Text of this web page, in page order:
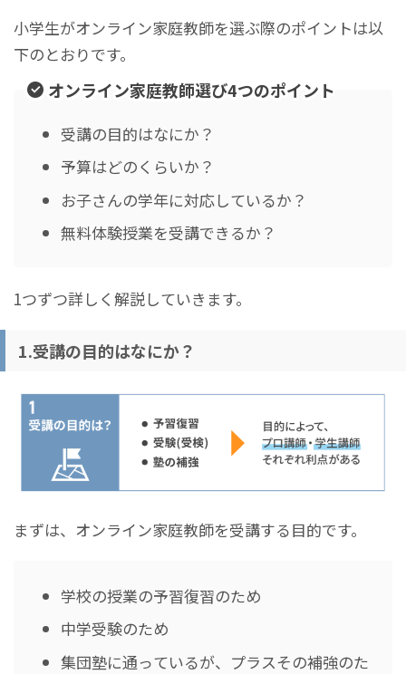
小学生がオンライン家庭教師を選ぶ際のポイントは以
下のとおりです。
オンライン家庭教師選び4つのポイント
受講の目的はなにか？
予算はどのくらいか？
お子さんの学年に対応しているか？
無料体験授業を受講できるか？
1つずつ詳しく解説していきます。
1.受講の目的はなにか？
まずは、オンライン家庭教師を受講する目的です。
学校の授業の予習復習のため
中学受験のため
集団塾に通っているが、プラスその補強のた